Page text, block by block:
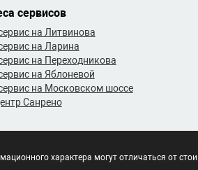
сервисов
на Литвинова
на Ларина
на Переходникова
на Яблоневой
на Московском шоссе
Санрено
характера могут отличаться от